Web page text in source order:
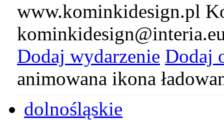
www.kominkidesign.pl
Dodaj wydarzenie Dodaj
animowana ikona
dolnośląskie